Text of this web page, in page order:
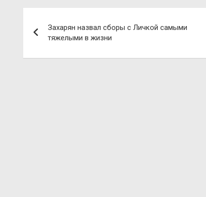
по
записям
Захарян назвал сборы с Личкой самыми
тяжелыми в жизни